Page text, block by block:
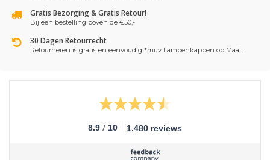
Gratis Bezorging & Gratis Retour!
Bij een bestelling boven de €50,-
30 Dagen Retourrecht
Retourneren is gratis en eenvoudig *muv Lampenkappen op Maat
8.9 / 10 1.480 reviews